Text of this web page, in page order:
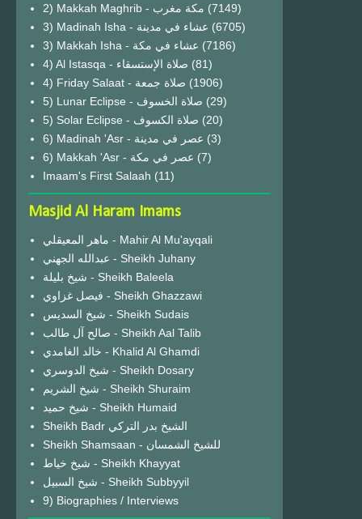
2) Makkah Maghrib - مكة مغرب (7149)
3) Madinah Isha - عشاء في مدينة (6705)
3) Makkah Isha - عشاء في مكة (7186)
4) Al Istasqa - صلاة الإستسقاء (81)
4) Friday Salaat - صلاة جمعة (1906)
5) Lunar Eclipse - صلاة الخسوف (29)
(20)
6) Madinah 'Asr - عصر في مدينة (3)
6) Makkah 'Asr - عصر في مكة (7)
Imaam's First Salaah (11)
Masjid Al Haram Imams
ماهر المعيقلي - Mahir Al Mu'ayqali
عبدالله الجهني - Sheikh Juhany
شيخ بليلة - Sheikh Baleela
فيصل غزاوي - Sheikh Ghazzawi
شيخ السديس - Sheikh Sudais
صالح آل طالب - Sheikh Aal Talib
خالد الغامدي - Khalid Al Ghamdi
شيخ الدوسري - Sheikh Dosary
شيخ الشريم - Sheikh Shuraim
شيخ حميد - Sheikh Humaid
Sheikh Badr الشيخ بدر التركي
Sheikh Shamsaan - للشيخ الشمسان
شيخ خياط - Sheikh Khayyat
شيخ السبيل - Sheikh Subbyyil
9) Biographies / Interviews